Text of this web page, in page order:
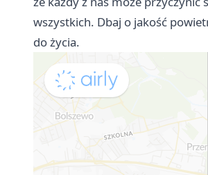
wszystkich. Dbaj o jakość
do życia.